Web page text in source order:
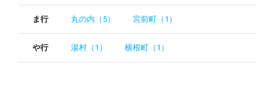
ま行 丸の内（5） 宮前町（1）
や行 湯村（1） 横根町（1）